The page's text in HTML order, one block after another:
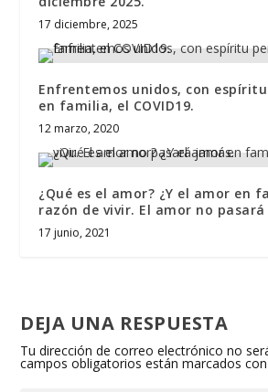
17 diciembre, 2025
Enfrentemos unidos, con
en familia, el COVID19.
12 marzo, 2020
¿Qué es el amor? ¿Y el amor en
razón de vivir. El amor no
17 junio, 2021
DEJA UNA RESPUESTA
Tu dirección de correo electrónico no
campos obligatorios están marcados